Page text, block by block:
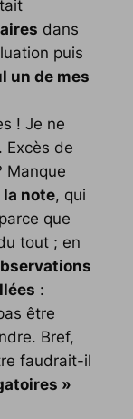
dans
puis
un de mes
! Je ne
. Excès de
Manque
la note, qui
que
tout ; en
:
être
Bref,
faudrait-il
»